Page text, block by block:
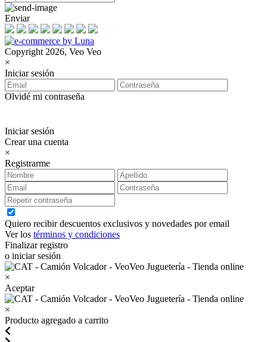
Enviar
Copyright 2026, Veo Veo
×
Iniciar sesión
Olvidé mi contraseña
Iniciar sesión
Crear una cuenta
×
Registrarme
Quiero recibir descuentos exclusivos y novedades por email
Ver los términos y condiciones
Finalizar registro
o iniciar sesión
×
Aceptar
×
Producto agregado a carrito